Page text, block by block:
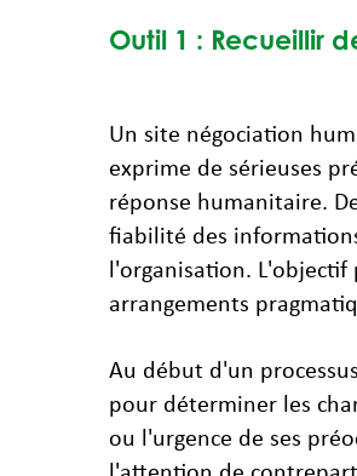
Outil 1 : Recueillir
Un site négociation
exprime de sérieuses
réponse humanitaire.
fiabilité des
l'organisation.
arrangements
Au début d'un
pour déterminer les
ou l'urgence de ses